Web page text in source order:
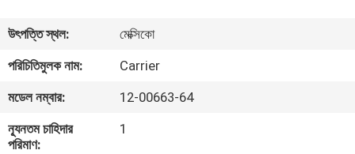
আমাদের
সম্বন্ধে
কারখানা
পরিদর্শন
উৎপত্তি স্থল:
মেক্সিকো
পরিচিতিমুলক নাম:
Carrier
মডেল নম্বার:
12-00663-64
ন্যূনতম চাহিদার
পরিমাণ:
1